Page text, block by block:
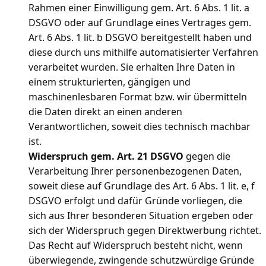
Rahmen einer Einwilligung gem. Art. 6 Abs. 1 lit. a
DSGVO oder auf Grundlage eines Vertrages gem.
Art. 6 Abs. 1 lit. b DSGVO bereitgestellt haben und
diese durch uns mithilfe automatisierter Verfahren
verarbeitet wurden. Sie erhalten Ihre Daten in
einem strukturierten, gängigen und
maschinenlesbaren Format bzw. wir übermitteln
die Daten direkt an einen anderen
Verantwortlichen, soweit dies technisch machbar
ist.
Widerspruch gem. Art. 21 DSGVO gegen die
Verarbeitung Ihrer personenbezogenen Daten,
soweit diese auf Grundlage des Art. 6 Abs. 1 lit. e, f
DSGVO erfolgt und dafür Gründe vorliegen, die
sich aus Ihrer besonderen Situation ergeben oder
sich der Widerspruch gegen Direktwerbung richtet.
Das Recht auf Widerspruch besteht nicht, wenn
überwiegende, zwingende schutzwürdige Gründe